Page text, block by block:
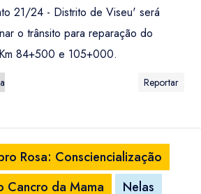
21/24 - Distrito de Viseu' será
o trânsito para reparação do
84+500 e 105+000.
Reportar
Rosa: Consciencialização
Cancro da Mama
Nelas